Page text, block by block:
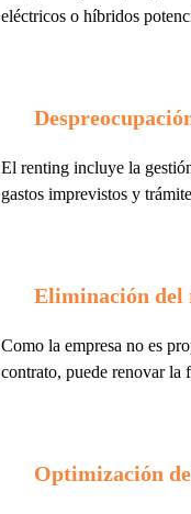
eléctricos o híbridos
El renting incluye la
gastos imprevistos y
Eliminación del
Como la empresa no es
contrato, puede renovar la
Optimización